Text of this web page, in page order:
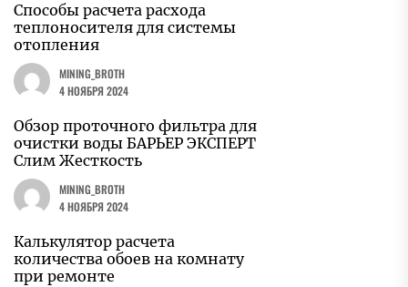
Способы расчета расхода
теплоносителя для системы
отопления
MINING_BROTH
4 НОЯБРЯ 2024
Обзор проточного фильтра для
очистки воды БАРЬЕР ЭКСПЕРТ
Слим Жесткость
MINING_BROTH
4 НОЯБРЯ 2024
Калькулятор расчета
количества обоев на комнату
при ремонте